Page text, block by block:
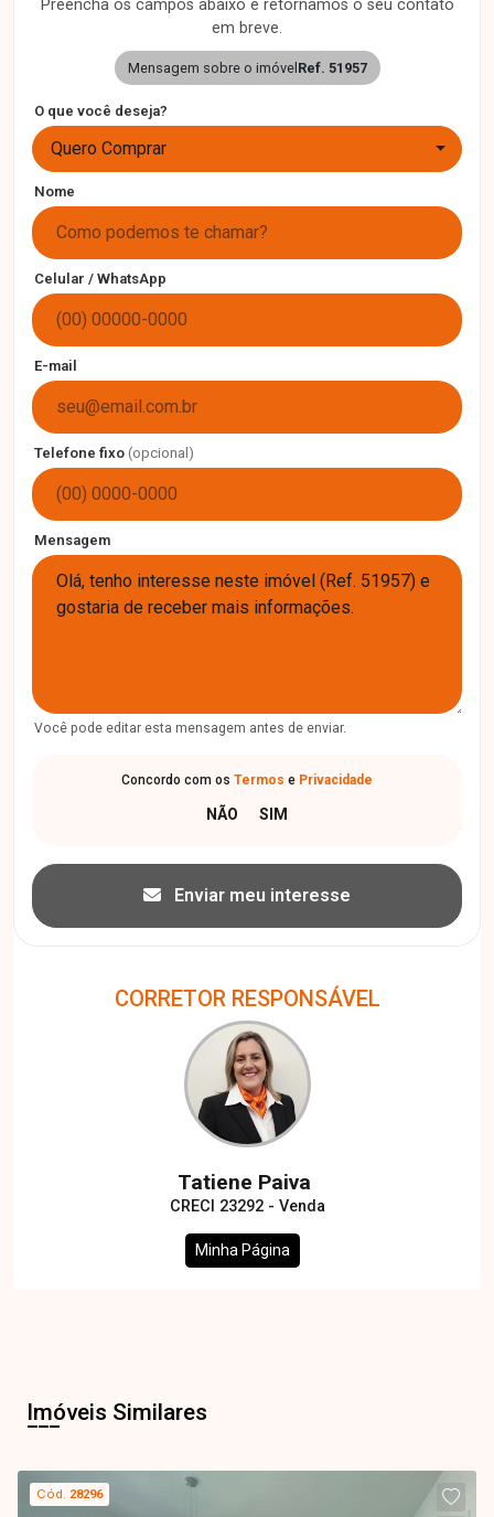
Preencha os campos abaixo e retornamos o seu contato
em breve.
Mensagem sobre o imóvel Ref. 51957
O que você deseja?
Quero Comprar
Nome
Celular / WhatsApp
E-mail
Telefone fixo (opcional)
Mensagem
Você pode editar esta mensagem antes de enviar.
Concordo com os Termos e Privacidade
Enviar meu interesse
CORRETOR RESPONSÁVEL
Tatiene Paiva
CRECI 23292 - Venda
Minha Página
Imóveis Similares
Cód. 28296